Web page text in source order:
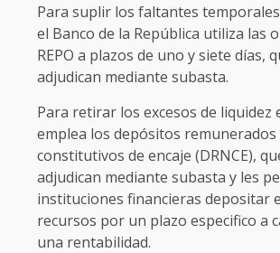
Para suplir los faltantes
el Banco de la República utiliza las
REPO a plazos de uno y siete días,
adjudican mediante subasta.
Para retirar los excesos de liquidez
emplea los depósitos remunerados
constitutivos de encaje (DRNCE),
adjudican mediante subasta y les
instituciones financieras depositar
recursos por un plazo especifico a
una rentabilidad.